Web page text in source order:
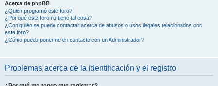
Acerca de phpBB
¿Quién programó este foro?
¿Por qué este foro no tiene tal cosa?
¿Con quién se puede contactar acerca de abusos o usos ilegales relacionados con
este foro?
¿Cómo puedo ponerme en contacto con un Administrador?
Problemas acerca de la identificación y el registro